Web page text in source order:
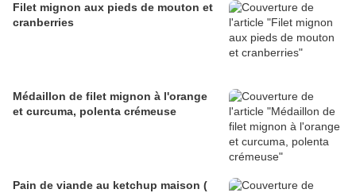
Filet mignon aux pieds de mouton et
cranberries
Médaillon de filet mignon à l'orange
et curcuma, polenta crémeuse
Pain de viande au ketchup maison (